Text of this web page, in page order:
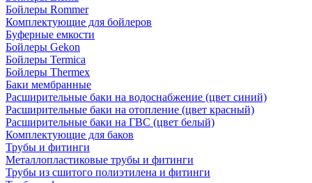
Бойлеры Rommer
Комплектующие для бойлеров
Буферные емкости
Бойлеры Gekon
Бойлеры Termica
Бойлеры Thermex
Баки мембранные
Расширительные баки на водоснабжение (цвет синий)
Расширительные баки на отопление (цвет красный)
Расширительные баки на ГВС (цвет белый)
Комплектующие для баков
Трубы и фитинги
Металлопластиковые трубы и фитинги
Трубы из сшитого полиэтилена и фитинги